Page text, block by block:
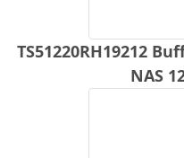
TS51220RH19212
NAS